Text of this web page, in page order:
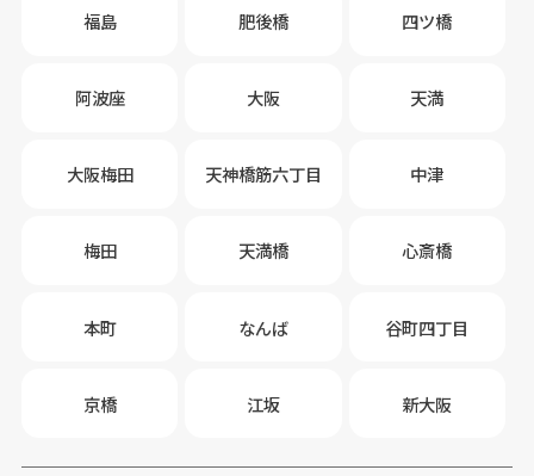
福島 肥後橋 四ツ橋
阿波座 大阪 天満
大阪梅田 天神橋筋六丁目 中津
梅田 天満橋 心斎橋
本町 なんば 谷町四丁目
京橋 江坂 新大阪